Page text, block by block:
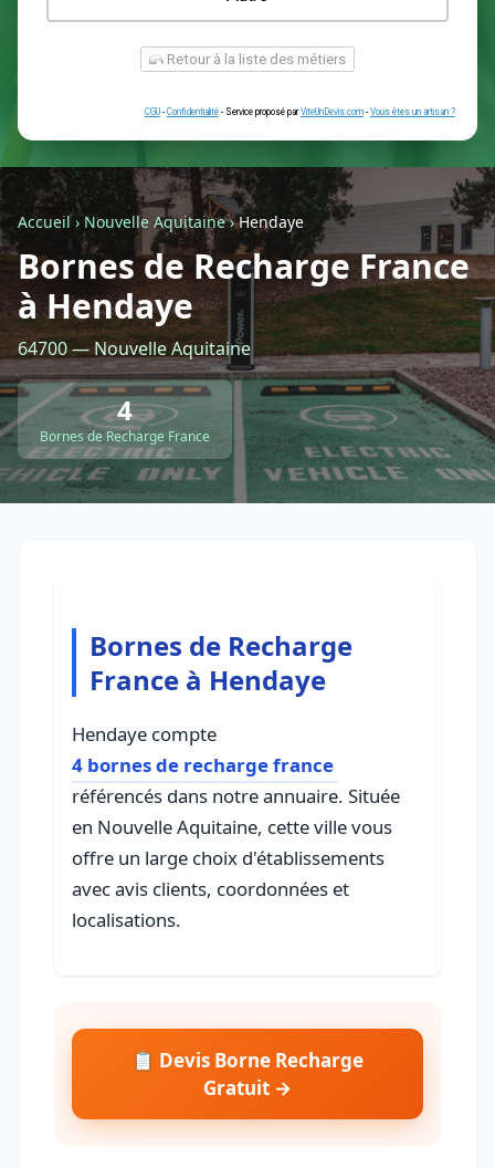
Une simple prise
Je ne sais pas encore
Autre
Retour à la liste des métiers
CGU-Confidentialité- Service proposé parViteUnDevis.com-Vous
Accueil› Nouvelle Aquitaine›Hendaye
Bornes de Recharge France
à Hendaye
64700 — Nouvelle Aquitaine
4
Bornes de Recharge France
Bornes de Recharge
France à Hendaye
Hendaye compte
4 bornes de recharge france
référencés dans notre annuaire. Située
en Nouvelle Aquitaine, cette ville vous
offre un large choix d'établissements
avec avis clients, coordonnées et
localisations.
📋 Devis Borne Recharge
Gratuit →